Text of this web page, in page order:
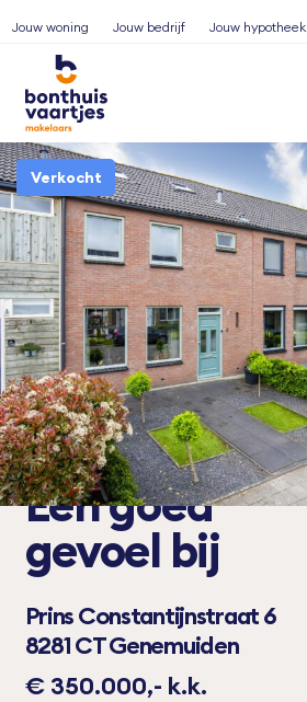
Jouw woning Jouw bedrijf Jouw hypotheek
Eengoed
gevoel bij
Prins Constantijnstraat 6
8281 CT Genemuiden
€ 350.000,- k.k.
Verkocht